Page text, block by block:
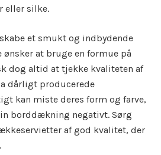
eller silke.
et smukt og indbydende
at bruge en formue på
dog altid at tjekke kvaliteten af
dårligt producerede
kan miste deres form og farve,
borddækning negativt. Sørg
af god kvalitet, der